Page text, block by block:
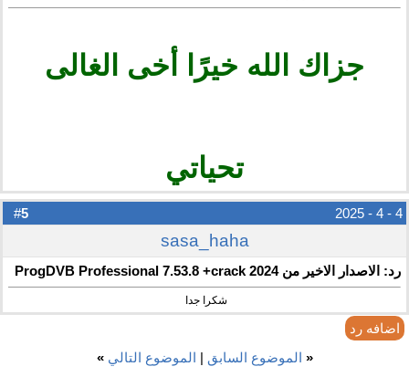
جزاك الله خيرًا أخى الغالى
تحياتي
5 4 - 4 - 2025
sasa_haha
رد: الاصدار الاخير من ProgDVB Professional 7.53.8 +crack 2024
شكرا جدا
اضافه رد
« الموضوع السابق | الموضوع التالي »